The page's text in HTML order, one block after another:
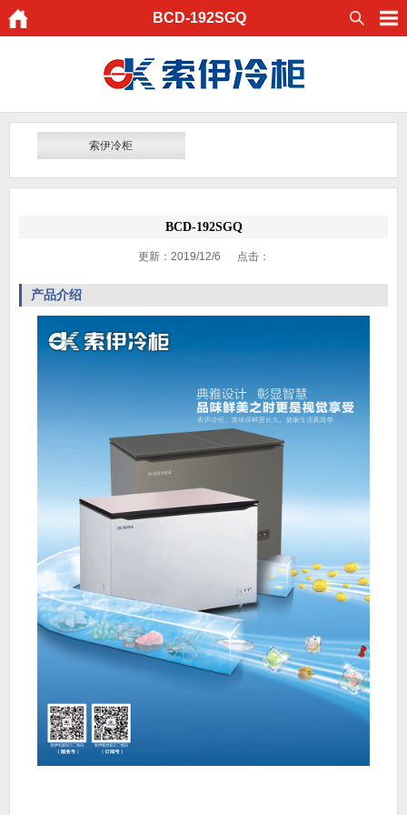
BCD-192SGQ
索伊冷柜
BCD-192SGQ
更新：2019/12/6 点击：
产品介绍